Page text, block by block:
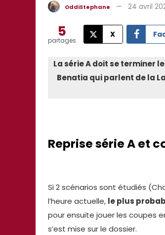
OddiStephane 24 avril
5
partages
X
La série A doit se terminer
Benatia qui parlent de la
Reprise série A et
Si 2 scénarios sont étudiés
l’heure actuelle, le plus
pour ensuite jouer les coupes
s’est mise sur le dossier.